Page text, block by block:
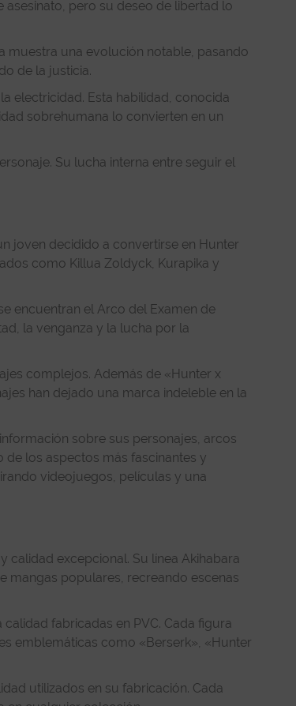
pero su deseo de libertad lo
muestra una evolución notable, pasando
de la justicia.
electricidad. Esta habilidad, conocida
sobrehumana lo convierten en un
Su lucha interna entre seguir el
joven decidido a convertirse en Hunter
como Killua Zoldyck, Kurapika y
encuentran el Arco del Examen de
la venganza y la lucha por la
complejos. Además de «Hunter x
han dejado una marca indeleble en la
sobre sus personajes, arcos
los aspectos más fascinantes y
videojuegos, películas y una
excepcional. Su línea Akihabara
mangas populares, recreando escenas
fabricadas en PVC. Cada figura
emblemáticas como «Berserk», «Hunter
utilizados en su fabricación. Cada